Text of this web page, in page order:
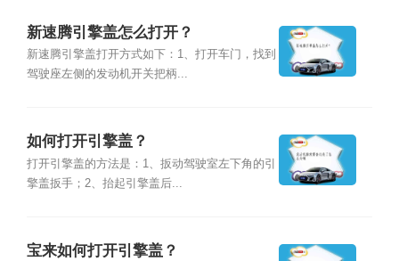
新速腾引擎盖怎么打开？
新速腾引擎盖打开方式如下：1、打开车门，找到
驾驶座左侧的发动机开关把柄...
如何打开引擎盖？
打开引擎盖的方法是：1、扳动驾驶室左下角的引
擎盖扳手；2、抬起引擎盖后...
宝来如何打开引擎盖？